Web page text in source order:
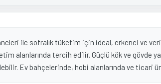
ile sofralık tüketim için ideal, erkenci ve
alanlarında tercih edilir. Güçlü kök ve gövde
Ev bahçelerinde, hobi alanlarında ve ticari